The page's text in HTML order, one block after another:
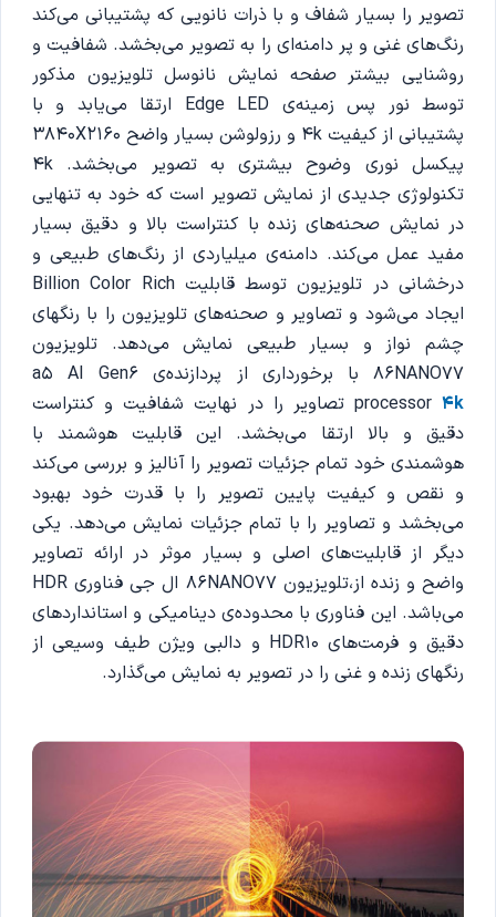
تصویر را بسیار شفاف و با ذرات نانویی که پشتیبانی می‌کند
رنگ‌های غنی و پر دامنه‌ای را به تصویر می‌بخشد. شفافیت و
روشنایی بیشتر صفحه نمایش نانوسل تلویزیون مذکور
توسط نور پس زمینه‌ی Edge LED ارتقا می‌یابد و با
پشتیبانی از کیفیت 4k و رزولوشن بسیار واضح 3840X2160
پیکسل نوری وضوح بیشتری به تصویر می‌بخشد. 4k
تکنولوژی جدیدی از نمایش تصویر است که خود به تنهایی
در نمایش صحنه‌های زنده با کنتراست بالا و دقیق بسیار
مفید عمل می‌کند. دامنه‌‌ی میلیاردی از رنگ‌های طبیعی و
درخشانی در تلویزیون توسط قابلیت Billion Color Rich
ایجاد می‌شود و تصاویر و صحنه‌های تلویزیون را با رنگهای
چشم نواز و بسیار طبیعی نمایش می‌دهد. تلویزیون
86NANO77 با برخورداری از پردازنده‌ی a5 AI Gen6
processor 4k
تصاویر را در نهایت شفافیت و کنتراست
دقیق و بالا ارتقا می‌بخشد. این قابلیت هوشمند با
هوشمندی خود تمام جزئیات تصویر را آنالیز و بررسی می‌کند
و نقص و کیفیت پایین تصویر را با قدرت خود بهبود
می‌بخشد و تصاویر را با تمام جزئیات نمایش می‌دهد. یکی
دیگر از قابلیت‌های اصلی و بسیار موثر در ارائه تصاویر
واضح و زنده از،تلویزیون 86NANO77 ال جی فناوری HDR
می‌باشد. این فناوری با محدوده‌ی دینامیکی و استاندارد‌های
دقیق و فرمت‌های HDR10 و دالبی ویژن طیف وسیعی از
رنگهای زنده و غنی را در تصویر به نمایش می‌گذارد.